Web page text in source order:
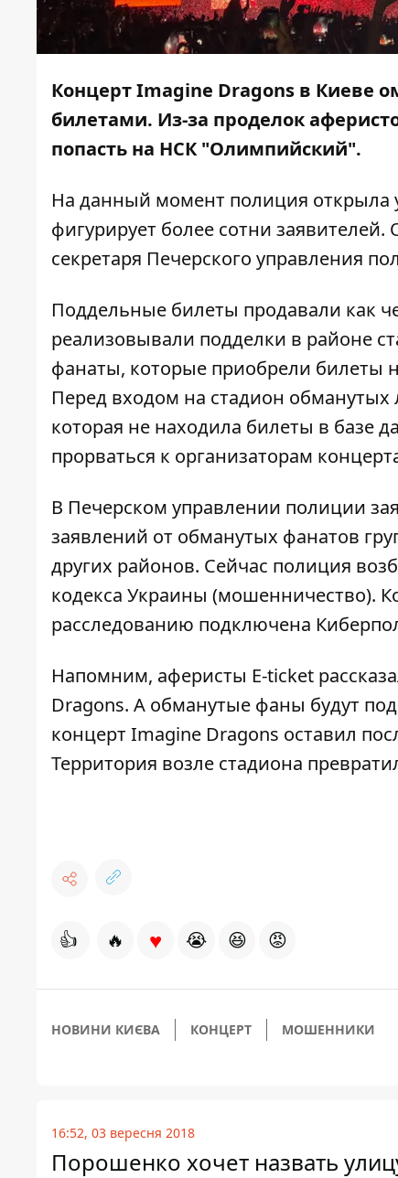
Концерт Imagine Dragons в Киеве
билетами. Из-за проделок
попасть на НСК "Олимпийский".
На данный момент полиция открыла
фигурирует более сотни заявителей.
секретаря Печерского управления
Поддельные билеты продавали как
реализовывали подделки в районе
фанаты, которые приобрели билеты
Перед входом на стадион обманутых
которая не находила билеты в базе
прорваться к организаторам
В Печерском управлении полиции
заявлений от обманутых фанатов
других районов. Сейчас полиция
кодекса Украины (мошенничество).
расследованию подключена
Напомним, аферисты Е-ticket
Dragons. А обманутые фаны будут
концерт Imagine Dragons оставил
Территория возле стадиона
👍 🔥 ♥ 😭 😆 😡
НОВИНИ КИЄВА КОНЦЕРТ МОШЕННИКИ
16:52, 03 вересня 2018
Порошенко хочет назвать